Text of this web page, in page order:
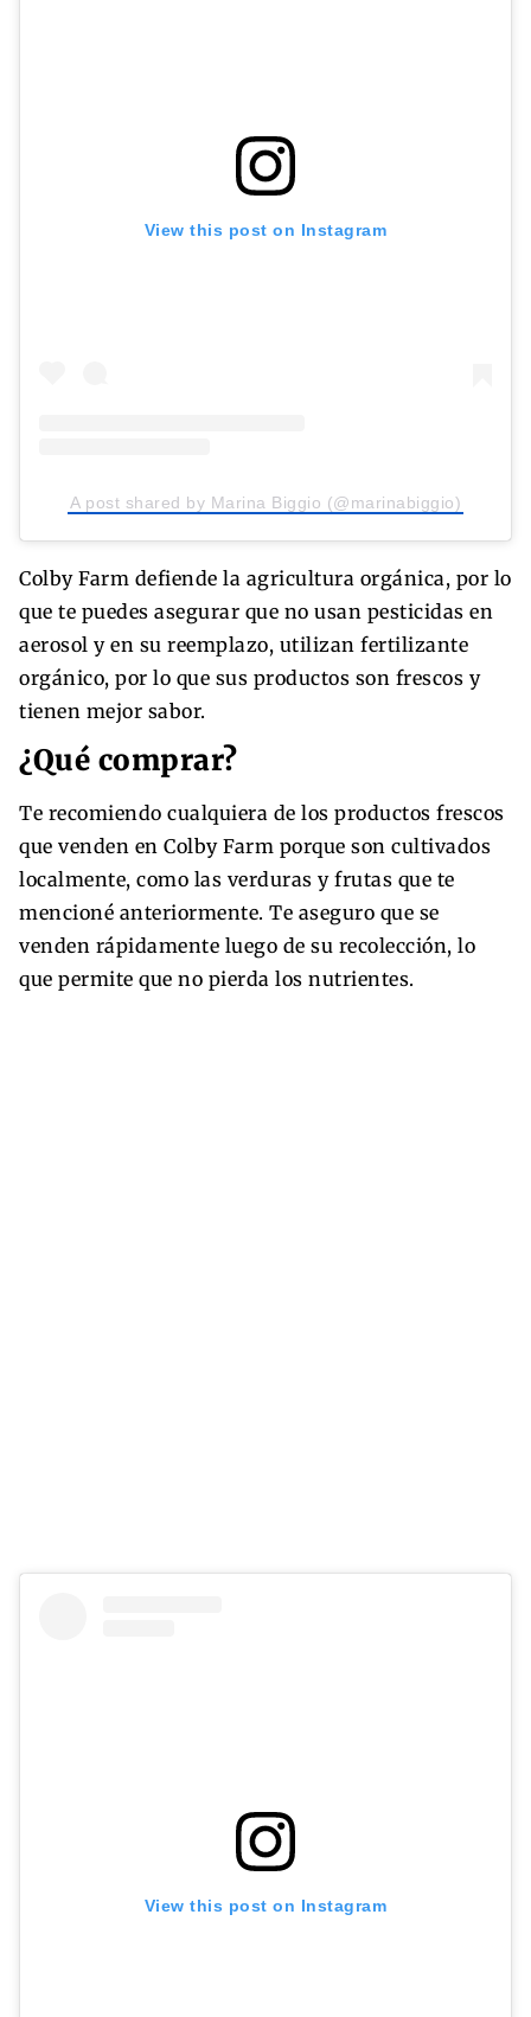
View this post on Instagram
A post shared by Marina Biggio (@marinabiggio)
Colby Farm defiende la agricultura orgánica, por lo
que te puedes asegurar que no usan pesticidas en
aerosol y en su reemplazo, utilizan fertilizante
orgánico, por lo que sus productos son frescos y
tienen mejor sabor.
¿Qué comprar?
Te recomiendo cualquiera de los productos frescos
que venden en Colby Farm porque son cultivados
localmente, como las verduras y frutas que te
mencioné anteriormente. Te aseguro que se
venden rápidamente luego de su recolección, lo
que permite que no pierda los nutrientes.
View this post on Instagram